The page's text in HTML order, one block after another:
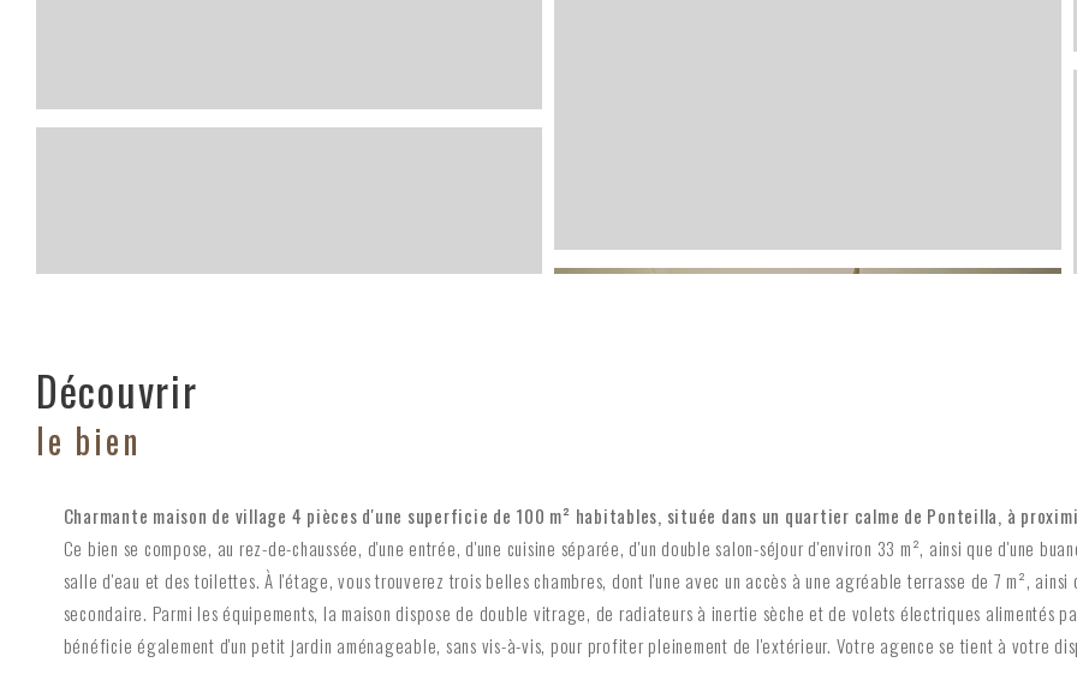
découvrir
le bien
Charmante maison de village 4 pièces d'une superficie de 100 m² habitables, située dans un quartier calme de Ponteilla, à
Ce bien se compose, au rez-de-chaussée, d'une entrée, d'une cuisine séparée, d'un double salon-séjour d'environ 33 m², ainsi que d'une
salle d'eau et des toilettes. À l'étage, vous trouverez trois belles chambres, dont l'une avec un accès à une agréable terrasse de 7 m²,
secondaire. Parmi les équipements, la maison dispose de double vitrage, de radiateurs à inertie sèche et de volets électriques alimentés
bénéficie également d'un petit jardin aménageable, sans vis-à-vis, pour profiter pleinement de l'extérieur. Votre agence se tient à votre